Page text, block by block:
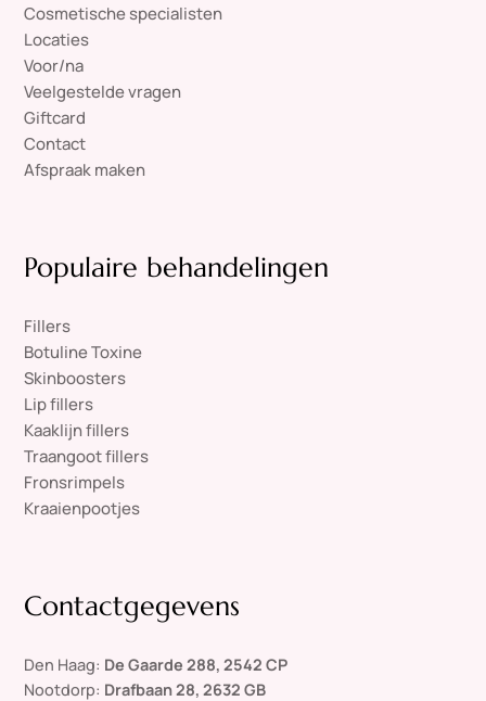
Cosmetische specialisten
Locaties
Voor/na
Veelgestelde vragen
Giftcard
Contact
Afspraak maken
Populaire behandelingen
Fillers
Botuline Toxine
Skinboosters
Lip fillers
Kaaklijn fillers
Traangoot fillers
Fronsrimpels
Kraaienpootjes
Contactgegevens
Den Haag: De Gaarde 288, 2542 CP
Nootdorp: Drafbaan 28, 2632 GB